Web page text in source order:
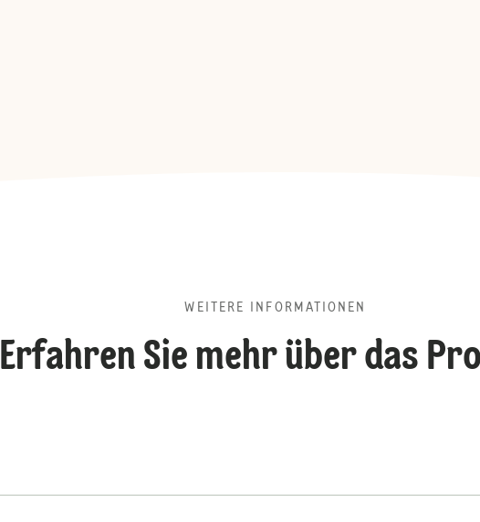
WEITERE INFORMATIONEN
Erfahren Sie mehr über das